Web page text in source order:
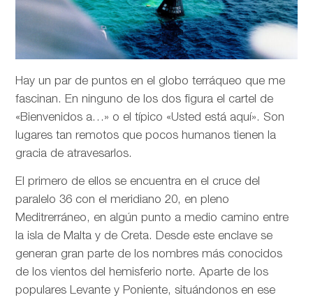
Hay un par de puntos en el globo terráqueo que me
fascinan. En ninguno de los dos figura el cartel de
«Bienvenidos a…» o el típico «Usted está aquí». Son
lugares tan remotos que pocos humanos tienen la
gracia de atravesarlos.
El primero de ellos se encuentra en el cruce del
paralelo 36 con el meridiano 20, en pleno
Meditrerráneo, en algún punto a medio camino entre
la isla de Malta y de Creta. Desde este enclave se
generan gran parte de los nombres más conocidos
de los vientos del hemisferio norte. Aparte de los
populares Levante y Poniente, situándonos en ese